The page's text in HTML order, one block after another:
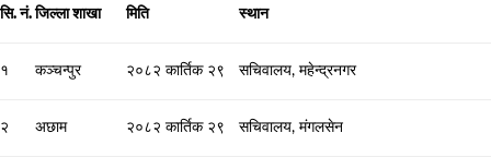
सि. नं. जिल्ला शाखा मिति स्थान
१ कञ्चन्पुर २०८२ कार्तिक २९ सचिवालय, महेन्द्रनगर
२ अछाम २०८२ कार्तिक २९ सचिवालय, मंगलसेन